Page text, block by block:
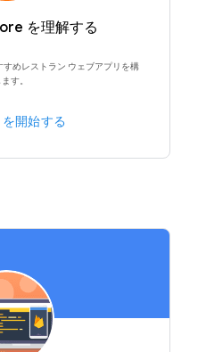
を理解する
めレストラン ウェブアプリを構
す。
開始する